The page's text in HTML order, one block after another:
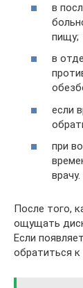
в
пищу;
в
если
при
врачу.
После того,
ощущать
Если
обратиться к